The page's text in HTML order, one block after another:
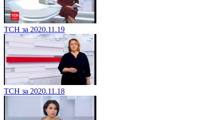
ТСН за 2020.11.19
ТСН за 2020.11.18